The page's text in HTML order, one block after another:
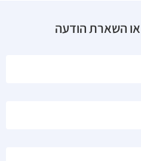
השארת הודעה